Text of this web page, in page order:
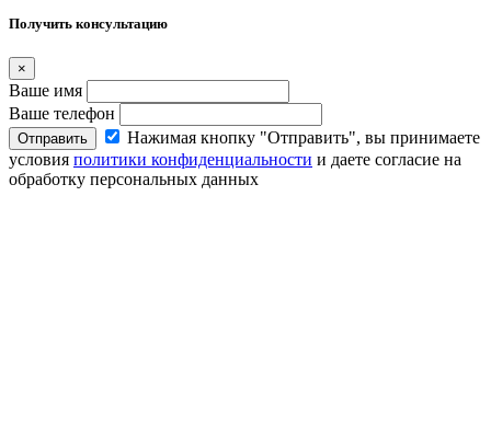
Получить консультацию
×
Ваше имя
Ваше телефон
Отправить
Нажимая кнопку "Отправить", вы принимаете
условия политики конфиденциальности и даете согласие на
обработку персональных данных